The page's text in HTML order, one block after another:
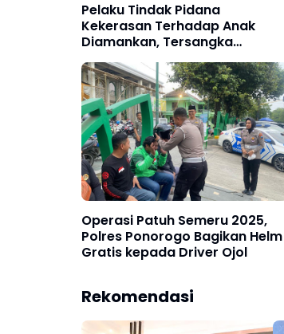
Pelaku Tindak Pidana
Kekerasan Terhadap Anak
Diamankan, Tersangka
Dikenakan UU Perlindungan
Anak Dengan Ancaman
Maksimal 10 Tahun Penjara
Operasi Patuh Semeru 2025,
Polres Ponorogo Bagikan Helm
Gratis kepada Driver Ojol
Rekomendasi